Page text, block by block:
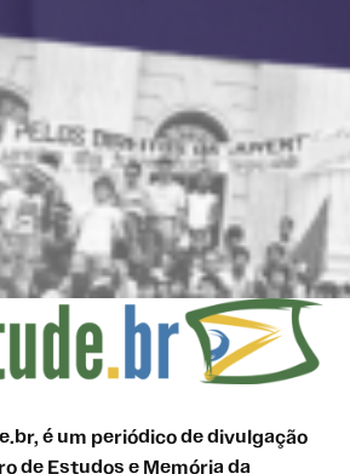
é um periódico de divulgação
de Estudos e Memória da